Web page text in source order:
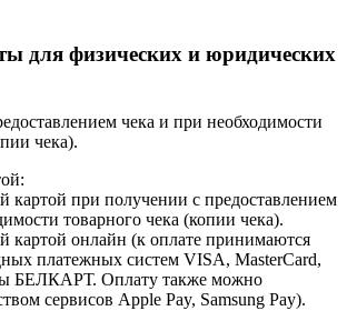
для физических и юридических
чека и при необходимости
чека).
картой при получении с предоставлением
товарного чека (копии чека).
картой онлайн (к оплате принимаются
платежных систем VISA, MasterCard,
БЕЛКАРТ. Оплату также можно
сервисов Apple Pay, Samsung Pay).